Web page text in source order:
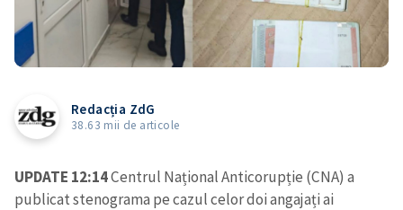
Redacția ZdG
38.63 mii de articole
UPDATE 12:14Centrul Național Anticorupție (CNA) a
publicat stenograma pe cazul celor doi angajați ai